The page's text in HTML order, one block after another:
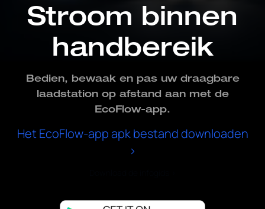
Stroom binnen
handbereik
Bedien, bewaak en pas uw draagbare
laadstation op afstand aan met de
EcoFlow-app.
Het EcoFlow-app apk bestand downloaden
>